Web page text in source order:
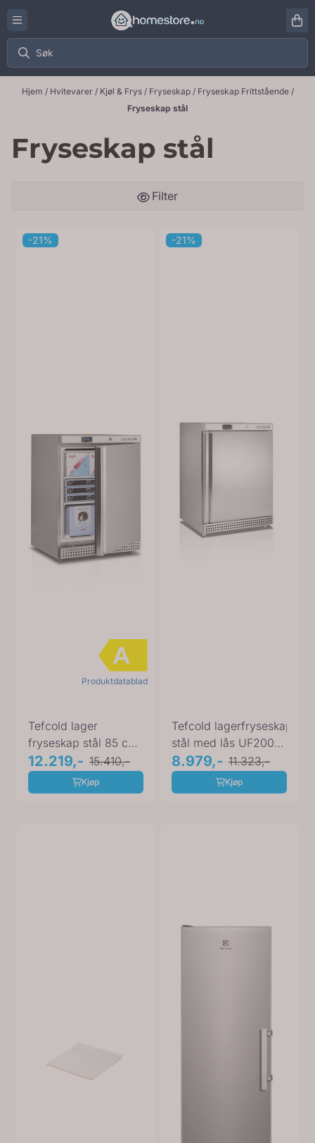
Hopp til innhold
Hjem / Hvitevarer / Kjøl & Frys / Fryseskap / Fryseskap Frittstående /
Fryseskap stål
Fryseskap stål
Filter
-21%
Produktdatablad
Tefcold lager
fryseskap stål 85 cm
med lås UF200VS
12.219,- 15.410,-
Kjøp
-21%
Tefcold lagerfryseskap i
stål med lås UF200S
85,5 cm
8.979,- 11.323,-
Kjøp